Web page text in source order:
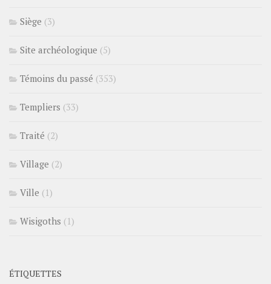
Siège (3)
Site archéologique (5)
Témoins du passé (353)
Templiers (33)
Traité (2)
Village (2)
Ville (1)
Wisigoths (1)
ÉTIQUETTES